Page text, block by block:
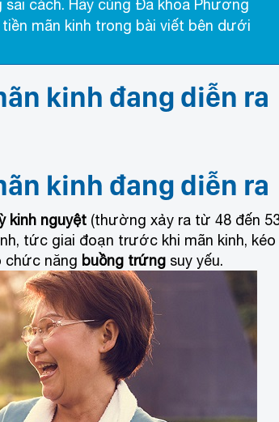
cách. Hãy cùng Đa khoa Phương
mãn kinh trong bài viết bên dưới
kinh đang diễn ra
kinh đang diễn ra
kinh nguyệt (thường xảy ra từ 48 đến
tức giai đoạn trước khi mãn kinh, kéo
chức năng buồng trứng suy yếu.